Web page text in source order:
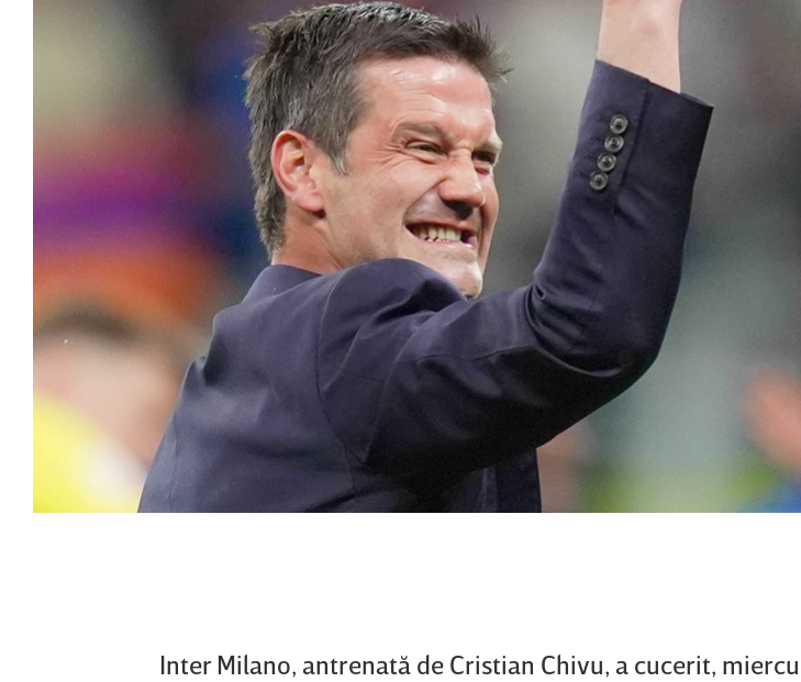
Inter Milano, antrenată de Cristian Chivu, a cucerit,